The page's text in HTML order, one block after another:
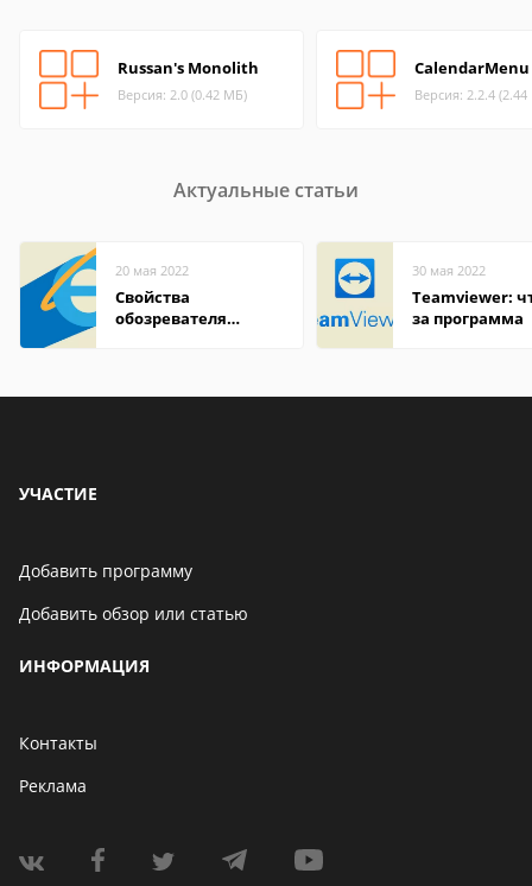
Russan's Monolith
Версия: 2.0 (0.42 МБ)
CalendarMenu
Версия: 2.2.4
Актуальные статьи
20 мая 2022
Свойства
обозревателя
30 мая 2022
Teamviewer:
за программа
УЧАСТИЕ
Добавить программу
Добавить обзор или статью
ИНФОРМАЦИЯ
Контакты
Реклама